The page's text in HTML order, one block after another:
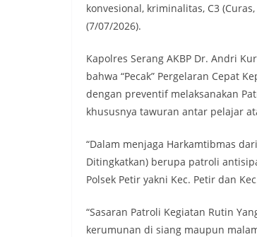
konvesional, kriminalitas, C3
(7/07/2026).
Kapolres Serang AKBP Dr. Andri
bahwa “Pecak” Pergelaran Cepat
dengan preventif melaksanakan
khususnya tawuran antar pelajar
“Dalam menjaga Harkamtibmas
Ditingkatkan) berupa patroli
Polsek Petir yakni Kec. Petir dan
“Sasaran Patroli Kegiatan Rutin
kerumunan di siang maupun